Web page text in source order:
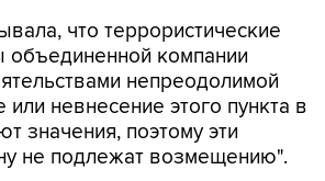
что террористические
объединенной компании
непреодолимой
невнесение этого пункта в
значения, поэтому эти
не подлежат возмещению".